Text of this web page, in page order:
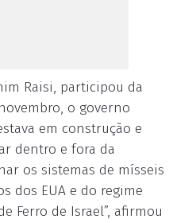
Raisi, participou da
o governo
em construção e
dentro e fora da
os sistemas de mísseis
dos EUA e do regime
Ferro de Israel”, afirmou